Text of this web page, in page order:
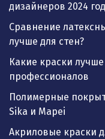
дизайнеров 2024
Сравнение
лучше для стен?
Какие краски
профессионалов
Полимерные
Sika и Mapei
Акриловые краски